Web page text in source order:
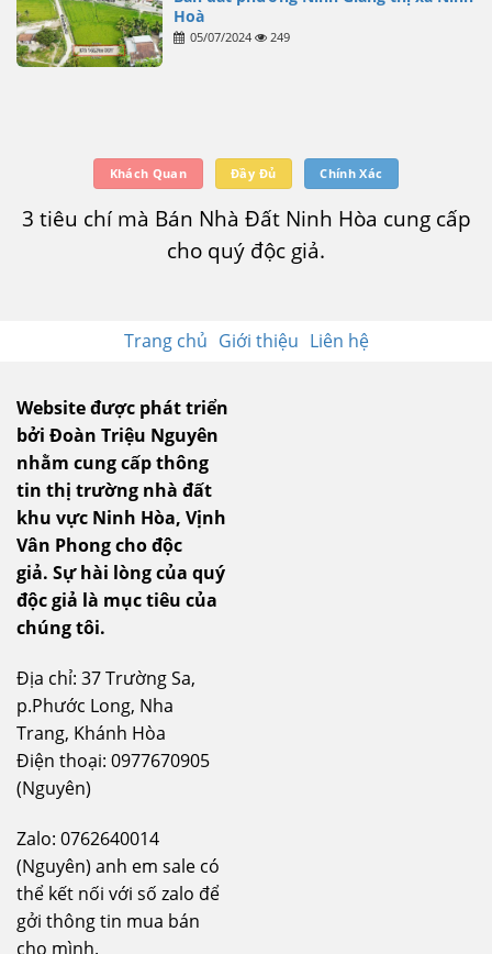
Hoà
05/07/2024 249
Khách Quan Đầy Đủ Chính Xác
3 tiêu chí mà Bán Nhà Đất Ninh Hòa cung cấp
cho quý độc giả.
Trang chủ Giới thiệu Liên hệ
Website được phát triển
bởi Đoàn Triệu Nguyên
nhằm cung cấp thông
tin thị trường nhà đất
khu vực Ninh Hòa, Vịnh
Vân Phong cho độc
giả. Sự hài lòng của quý
độc giả là mục tiêu của
chúng tôi.
Địa chỉ: 37 Trường Sa,
p.Phước Long, Nha
Trang, Khánh Hòa
Điện thoại: 0977670905
(Nguyên)
Zalo: 0762640014
(Nguyên) anh em sale có
thể kết nối với số zalo để
gởi thông tin mua bán
cho mình.